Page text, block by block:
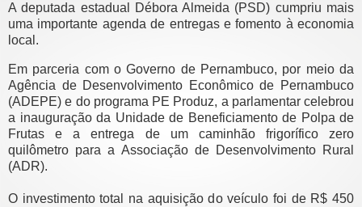
A deputada estadual Débora Almeida (PSD) cumpriu mais
uma importante agenda de entregas e fomento à economia
local.
Em parceria com o Governo de Pernambuco, por meio da
Agência de Desenvolvimento Econômico de Pernambuco
(ADEPE) e do programa PE Produz, a parlamentar celebrou
a inauguração da Unidade de Beneficiamento de Polpa de
Frutas e a entrega de um caminhão frigorífico zero
quilômetro para a Associação de Desenvolvimento Rural
(ADR).
O investimento total na aquisição do veículo foi de R$ 450